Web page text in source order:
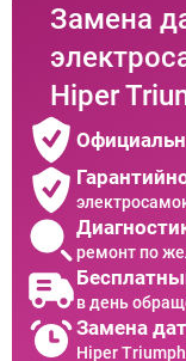
Замена
Hiper
ремонт по
в день
Замена
Hiper